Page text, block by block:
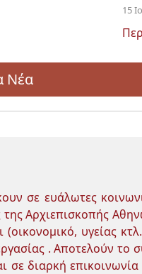
15
Νέα
σε ευάλωτες
Αρχιεπισκοπής
υγείας
. Αποτελούν το
διαρκή